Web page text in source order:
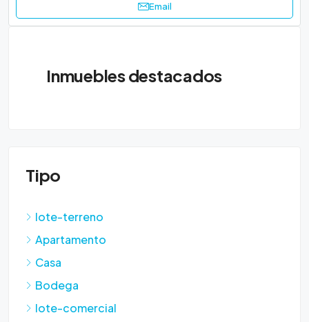
Email
Inmuebles destacados
Tipo
lote-terreno
Apartamento
Casa
Bodega
lote-comercial